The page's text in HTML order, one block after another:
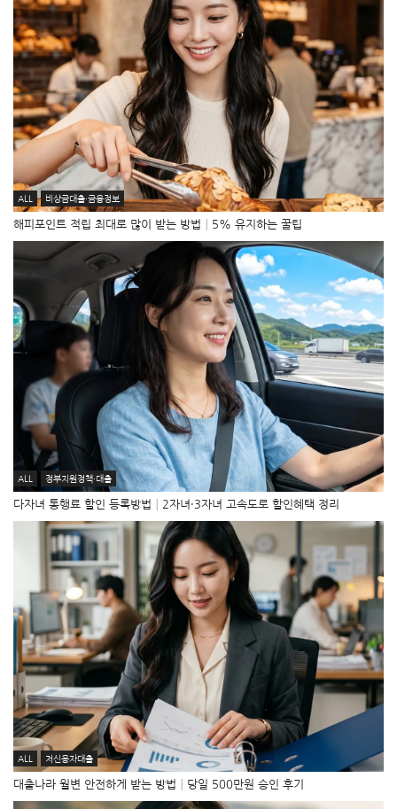
ALL 비상금대출·금융정보
해피포인트 적립 최대로 많이 받는 방법│5% 유지하는 꿀팁
ALL 정부지원정책·대출
다자녀 통행료 할인 등록방법│2자녀·3자녀 고속도로 할인혜택 정리
ALL 저신용자대출
대출나라 월변 안전하게 받는 방법│당일 500만원 승인 후기